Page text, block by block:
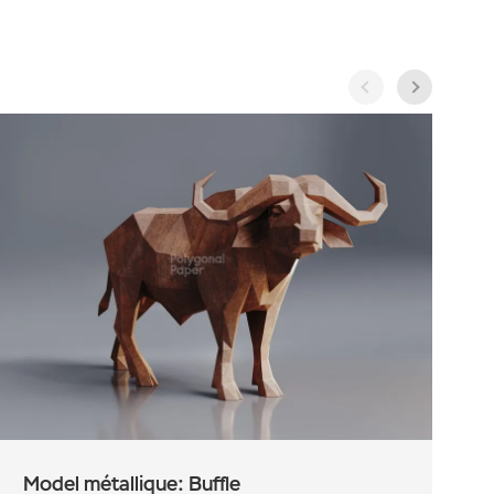
Model métallique: Buffle